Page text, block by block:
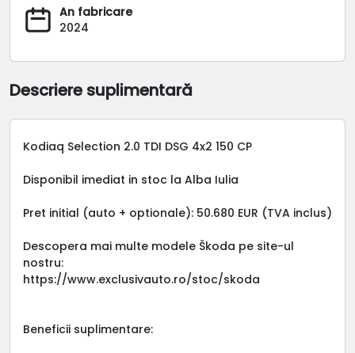
An fabricare
2024
Descriere suplimentară
Kodiaq Selection 2.0 TDI DSG 4x2 150 CP
Disponibil imediat in stoc la Alba Iulia
Pret initial (auto + optionale): 50.680 EUR (TVA inclus)
Descopera mai multe modele Škoda pe site-ul
nostru:
https://www.exclusivauto.ro/stoc/skoda
Beneficii suplimentare: